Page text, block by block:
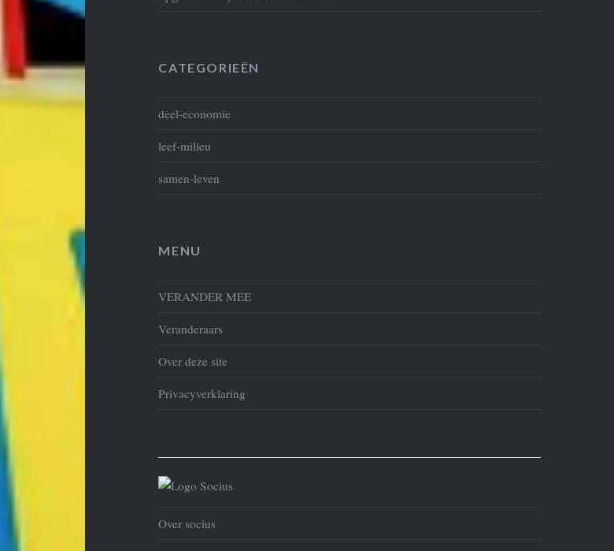
CATEGORIEËN
deel-economie
leef-milieu
samen-leven
MENU
VERANDER MEE
Veranderaars
Over deze site
Privacyverklaring
Over socius